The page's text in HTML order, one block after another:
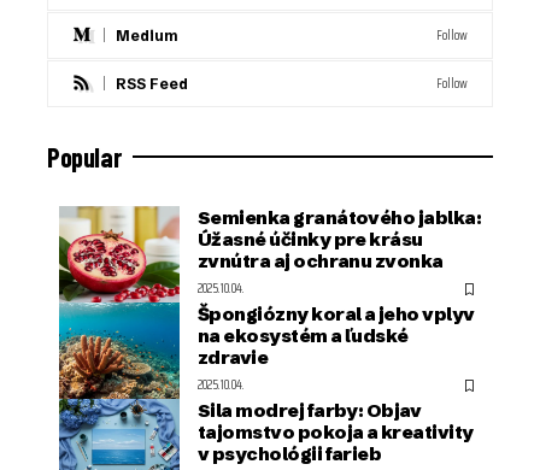
Medium Follow
RSS Feed Follow
Popular
Semienka granátového jablka:
Úžasné účinky pre krásu
zvnútra aj ochranu zvonka
2025.10.04.
Špongiózny koral a jeho vplyv
na ekosystém a ľudské
zdravie
2025.10.04.
Sila modrej farby: Objav
tajomstvo pokoja a kreativity
v psychológii farieb